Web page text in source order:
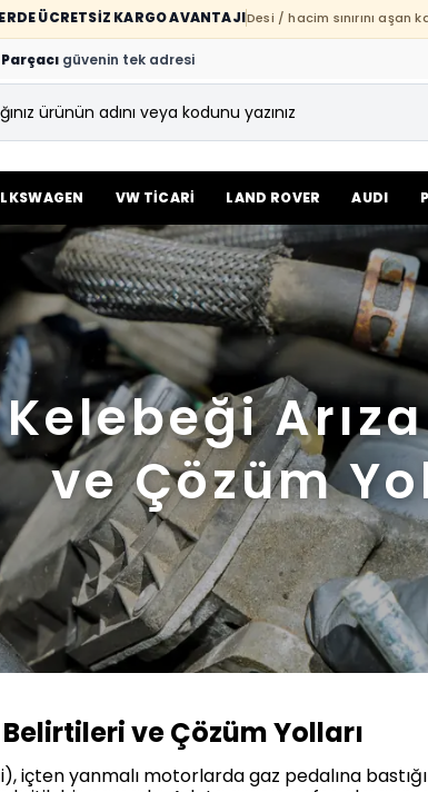
ÜCRETSİZ KARGO AVANTAJIDesi / hacim sınırını aşan
güvenin tek adresi
VW TİCARİ LAND ROVER AUDI
ve Çözüm
ve Çözüm Yolları
içten yanmalı motorlarda gaz pedalına